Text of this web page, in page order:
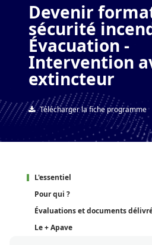
Devenir
sécurité
Évacuation -
Intervention
extincteur
Télécharger la fiche programme
L'essentiel
Pour qui ?
Évaluations et documents
Le + Apave